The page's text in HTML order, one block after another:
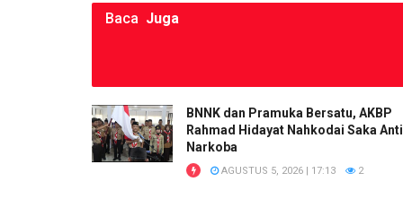
Baca Juga
BNNK dan Pramuka Bersatu, AKBP
Rahmad Hidayat Nahkodai Saka Anti
Narkoba
AGUSTUS 5, 2026 | 17:13 2